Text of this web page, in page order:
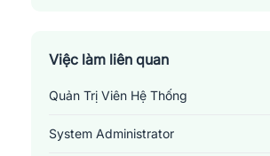
Thị Xã Tân Châu
Việc làm liên quan
Quản Trị Viên Hệ Thống
System Administrator